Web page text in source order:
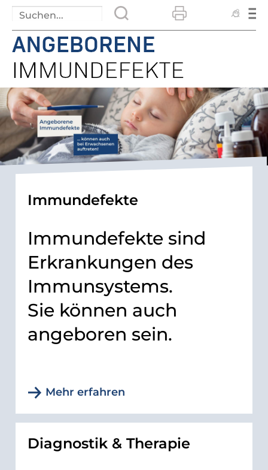
Immundefekte
Immundefekte sind
Erkrankungen des
Immunsystems.
Sie können auch
angeboren sein.
Mehr erfahren
Diagnostik & Therapie